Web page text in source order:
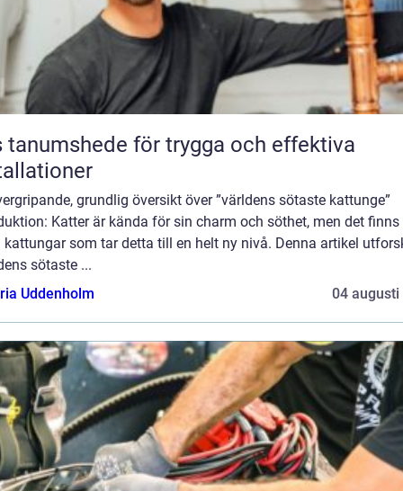
tanumshede för trygga och effektiva
grundlig översikt över ”världens sötaste kattunge”
Katter är kända för sin charm och söthet, men det finns
kattungar som tar detta till en helt ny nivå. Denna artikel
sötaste ...
Uddenholm
04 augusti